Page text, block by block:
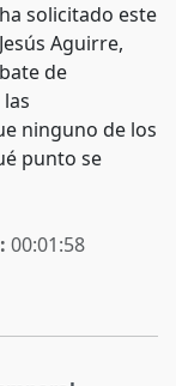
solicitado este
Aguirre,
de
ninguno de los
punto se
00:01:58